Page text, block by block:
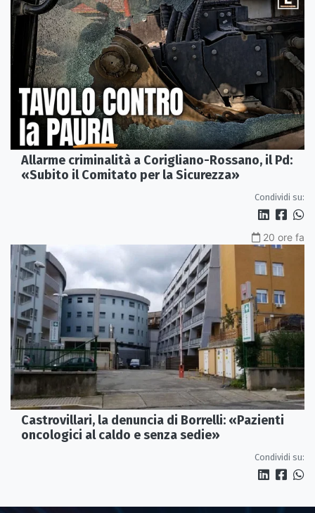
Allarme criminalità a Corigliano-Rossano, il Pd:
«Subito il Comitato per la Sicurezza»
Condividi su:
20 ore fa
Castrovillari, la denuncia di Borrelli: «Pazienti
oncologici al caldo e senza sedie»
Condividi su: